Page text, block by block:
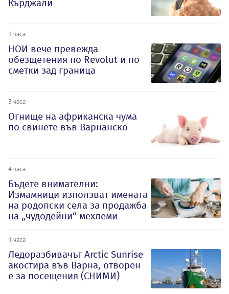
Кърджали
3 часа
НОИ вече превежда
обезщетения по Revolut и по
сметки зад граница
3 часа
Огнище на африканска чума
по свинете във Варнанско
4 часа
Бъдете внимателни:
Измамници използват имената
на родопски села за продажба
на „чудодейни“ мехлеми
4 часа
Ледоразбивачът Arctic Sunrise
акостира във Варна, отворен
е за посещения (СНИМИ)